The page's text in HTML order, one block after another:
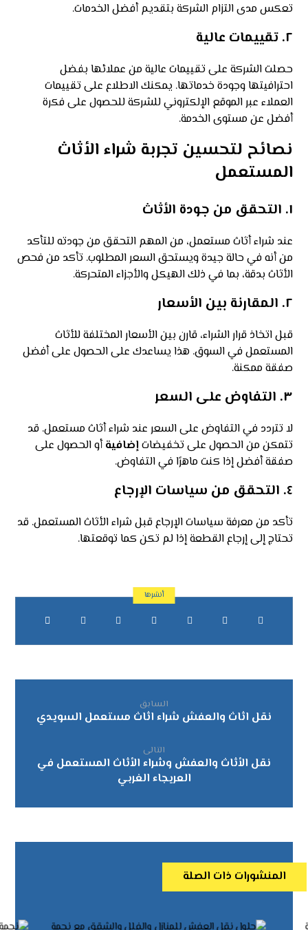
تعكس مدى التزام الشركة بتقديم أفضل الخدمات.
٢. تقييمات عالية
حصلت الشركة على تقييمات عالية من عملائها بفضل
احترافيتها وجودة خدماتها. يمكنك الاطلاع على تقييمات
العملاء عبر الموقع الإلكتروني للشركة للحصول على فكرة
أفضل عن مستوى الخدمة.
نصائح لتحسين تجربة شراء الأثاث
المستعمل
١. التحقق من جودة الأثاث
عند شراء أثاث مستعمل، من المهم التحقق من جودته للتأكد
من أنه في حالة جيدة ويستحق السعر المطلوب. تأكد من فحص
الأثاث بدقة، بما في ذلك الهيكل والأجزاء المتحركة.
٢. المقارنة بين الأسعار
قبل اتخاذ قرار الشراء، قارن بين الأسعار المختلفة للأثاث
المستعمل في السوق. هذا يساعدك على الحصول على أفضل
صفقة ممكنة.
٣. التفاوض على السعر
لا تتردد في التفاوض على السعر عند شراء أثاث مستعمل. قد
تتمكن من الحصول على تخفيضاتإضافيةأو الحصول على
صفقة أفضل إذا كنت ماهرًا في التفاوض.
٤. التحقق من سياسات الإرجاع
تأكد من معرفة سياسات الإرجاع قبل شراء الأثاث المستعمل. قد
تحتاج إلى إرجاع القطعة إذا لم تكن كما توقعتها.
السابق
نقل اثاث والعفش شراء اثاث مستعمل السويدي
التالى
نقل الأثاث والعفش وشراء الأثاث المستعمل في
العريجاء الغربي
المنشورات ذات الصلة